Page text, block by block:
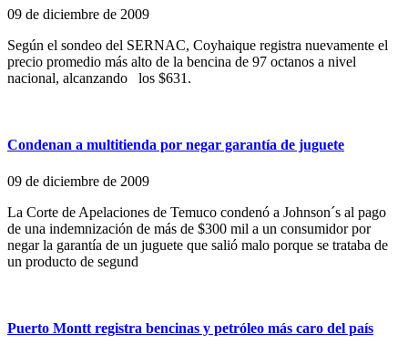
09 de diciembre de 2009
Según el sondeo del SERNAC, Coyhaique registra nuevamente el
precio promedio más alto de la bencina de 97 octanos a nivel
nacional, alcanzando los $631.
Condenan a multitienda por negar garantía de juguete
09 de diciembre de 2009
La Corte de Apelaciones de Temuco condenó a Johnson´s al pago
de una indemnización de más de $300 mil a un consumidor por
negar la garantía de un juguete que salió malo porque se trataba de
un producto de segund
Puerto Montt registra bencinas y petróleo más caro del país